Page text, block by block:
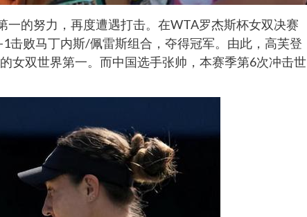
的努力，再度遭遇打击。在WTA罗杰斯杯女双决赛
击败马丁内斯/佩雷斯组合，夺得冠军。由此，高芙登
女双世界第一。而中国选手张帅，本赛季第6次冲击世